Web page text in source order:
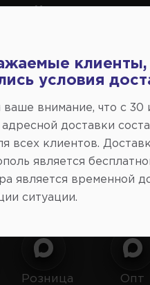
центр:
8
сети:
Розница Опт
клиенты,
условия
внимание, что c 30
доставки
всех клиентов.
является
является временной
ситуации.